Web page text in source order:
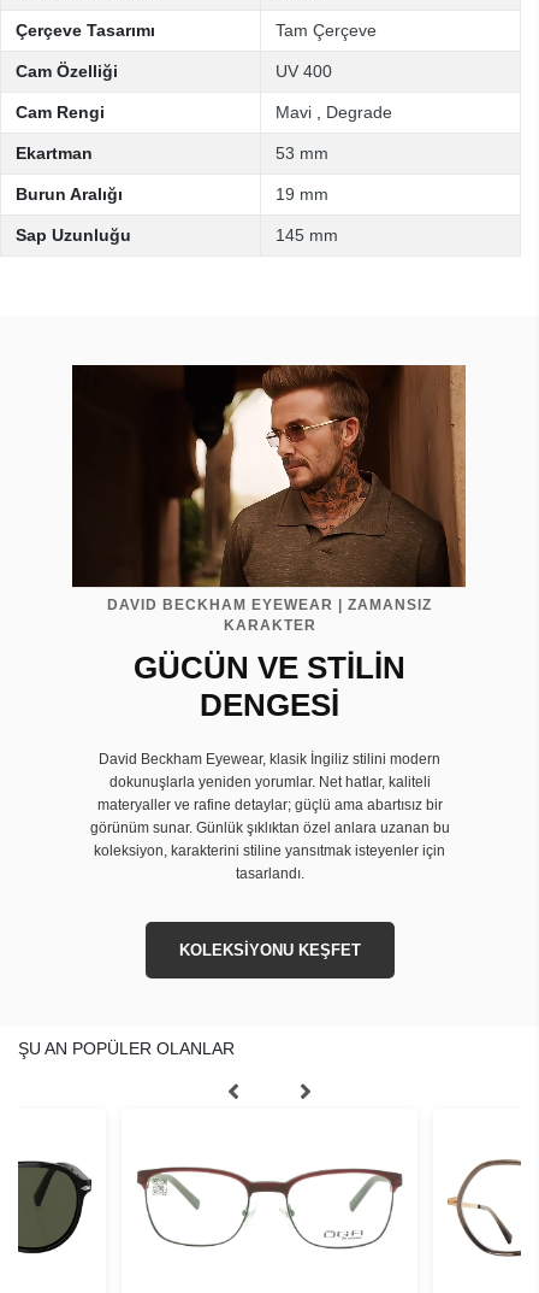
Çerçeve Tasarımı Tam Çerçeve
Cam Özelliği UV 400
Cam Rengi Mavi Degrade
Ekartman 53 mm
Burun Aralığı 19 mm
Sap Uzunluğu 145 mm
DAVID BECKHAM EYEWEAR | ZAMANSIZ
KARAKTER
GÜCÜN VE STİLİN
DENGESİ
David Beckham Eyewear, klasik İngiliz stilini modern
dokunuşlarla yeniden yorumlar. Net hatlar, kaliteli
materyaller ve rafine detaylar; güçlü ama abartısız bir
görünüm sunar. Günlük şıklıktan özel anlara uzanan bu
koleksiyon, karakterini stiline yansıtmak isteyenler için
tasarlandı.
KOLEKSİYONU KEŞFET
ŞU AN POPÜLER OLANLAR